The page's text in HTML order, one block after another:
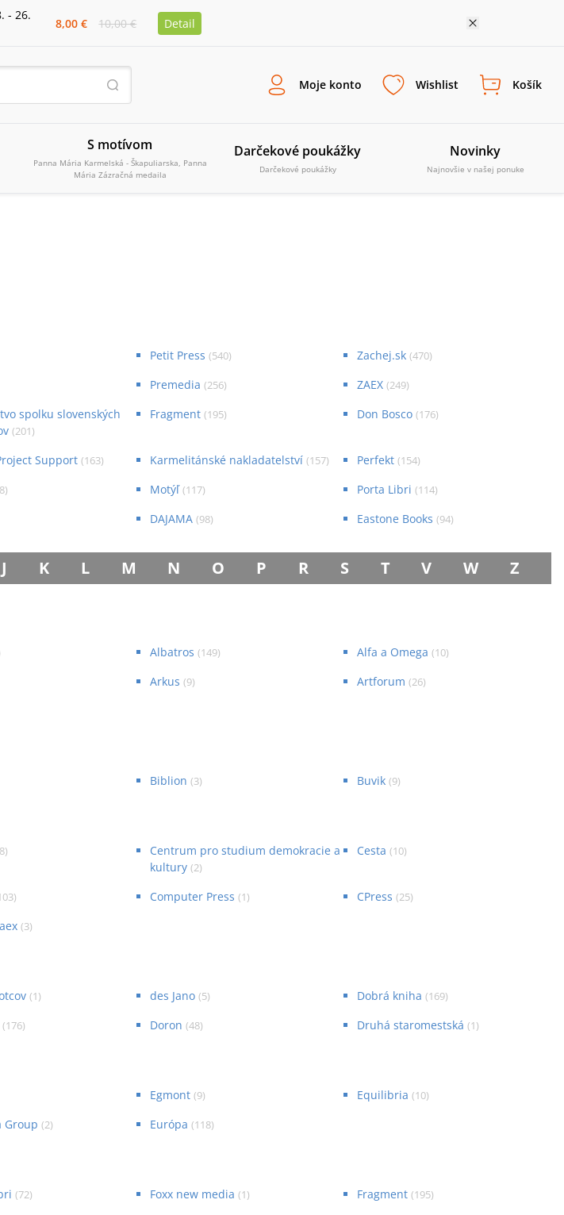
- 26.
8,00 € 10,00 € Detail
Moje konto Wishlist Košík
S motívom
Panna Mária Karmelská - Škapuliarska, Panna
Mária Zázračná medaila
Darčekové poukážky
Darčekové poukážky
Novinky
Najnovšie v našej ponuke
Petit Press (540) Zachej.sk (470)
Premedia (256) ZAEX (249)
spolku slovenských
(201)
Fragment (195) Don Bosco (176)
Support (163) Karmelitánské nakladatelství (157) Perfekt (154)
) Motýľ (117) Porta Libri (114)
DAJAMA (98) Eastone Books (94)
J K L M N O P R S T V W Z
Albatros (149) Alfa a Omega (10)
Arkus (9) Artforum (26)
Biblion (3) Buvik (9)
8)
Centrum pro studium demokracie a
kultury (2)
Cesta (10)
) Computer Press (1) CPress (25)
(3)
(1) des Jano (5) Dobrá kniha (169)
(176) Doron (48) Druhá staromestská (1)
Egmont (9) Equilibria (10)
Group (2) Európa (118)
(72) Foxx new media (1) Fragment (195)